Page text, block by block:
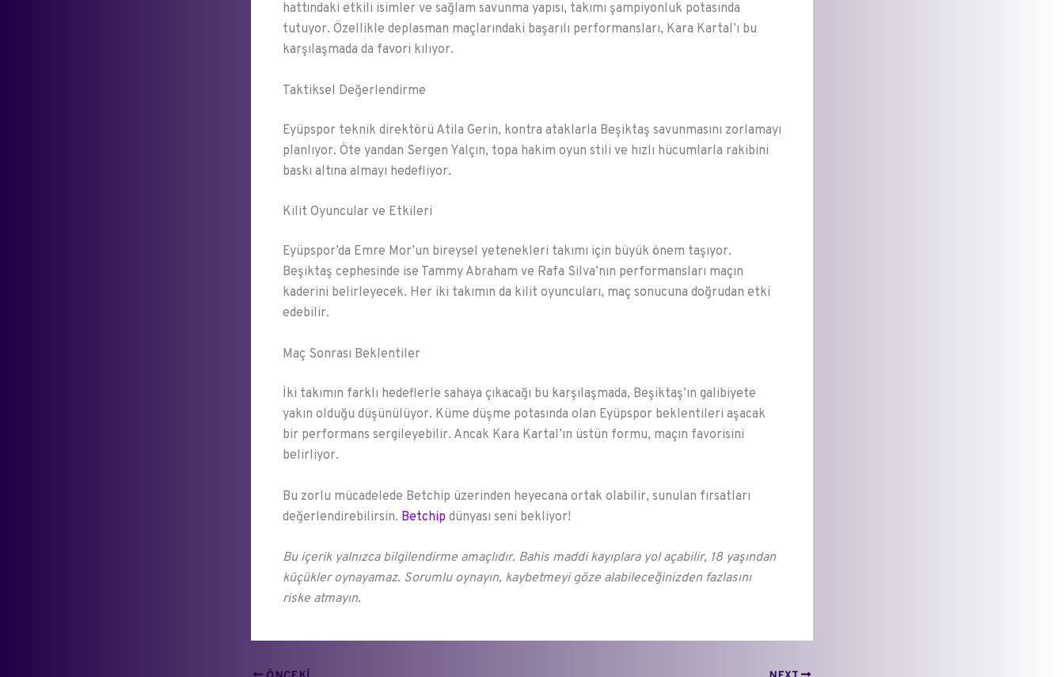
hattındaki etkili isimler ve sağlam savunma yapısı, takımı şampiyonluk potasında
tutuyor. Özellikle deplasman maçlarındaki başarılı performansları, Kara Kartal’ı bu
karşılaşmada da favori kılıyor.
Taktiksel Değerlendirme
Eyüpspor teknik direktörü Atila Gerin, kontra ataklarla Beşiktaş savunmasını zorlamayı
planlıyor. Öte yandan Sergen Yalçın, topa hakim oyun stili ve hızlı hücumlarla rakibini
baskı altına almayı hedefliyor.
Kilit Oyuncular ve Etkileri
Eyüpspor’da Emre Mor’un bireysel yetenekleri takımı için büyük önem taşıyor.
Beşiktaş cephesinde ise Tammy Abraham ve Rafa Silva’nın performansları maçın
kaderini belirleyecek. Her iki takımın da kilit oyuncuları, maç sonucuna doğrudan etki
edebilir.
Maç Sonrası Beklentiler
İki takımın farklı hedeflerle sahaya çıkacağı bu karşılaşmada, Beşiktaş’ın galibiyete
yakın olduğu düşünülüyor. Küme düşme potasında olan Eyüpspor beklentileri aşacak
bir performans sergileyebilir. Ancak Kara Kartal’ın üstün formu, maçın favorisini
belirliyor.
Bu zorlu mücadelede Betchip üzerinden heyecana ortak olabilir, sunulan fırsatları
değerlendirebilirsin. Betchip dünyası seni bekliyor!
Bu içerik yalnızca bilgilendirme amaçlıdır. Bahis maddi kayıplara yol açabilir, 18 yaşından
küçükler oynayamaz. Sorumlu oynayın, kaybetmeyi göze alabileceğinizden fazlasını
riske atmayın.